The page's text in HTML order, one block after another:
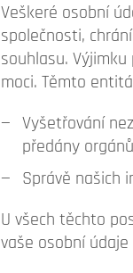
Veškeré osobní
společnosti,
souhlasu.
moci. Těmto
Vyšetřování
předány
Správě našich
U všech těchto
vaše osobní